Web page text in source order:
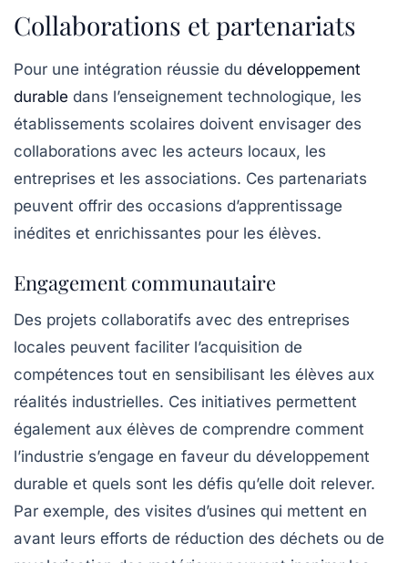
Collaborations et partenariats
Pour une intégration réussie du développement
durable dans l’enseignement technologique, les
établissements scolaires doivent envisager des
collaborations avec les acteurs locaux, les
entreprises et les associations. Ces partenariats
peuvent offrir des occasions d’apprentissage
inédites et enrichissantes pour les élèves.
Engagement communautaire
Des projets collaboratifs avec des entreprises
locales peuvent faciliter l’acquisition de
compétences tout en sensibilisant les élèves aux
réalités industrielles. Ces initiatives permettent
également aux élèves de comprendre comment
l’industrie s’engage en faveur du développement
durable et quels sont les défis qu’elle doit relever.
Par exemple, des visites d’usines qui mettent en
avant leurs efforts de réduction des déchets ou de